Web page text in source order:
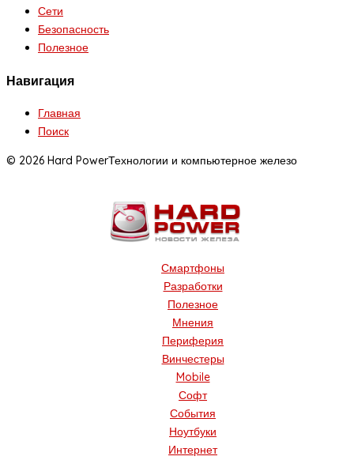
Сети
Безопасность
Полезное
Навигация
Главная
Поиск
© 2026 Hard PowerТехнологии и компьютерное железо
Смартфоны
Разработки
Полезное
Мнения
Периферия
Винчестеры
Mobile
Софт
События
Ноутбуки
Интернет